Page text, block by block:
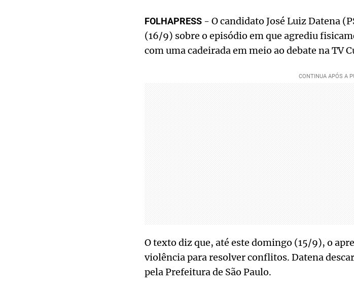
FOLHAPRESS- O candidato José Luiz Datena
(16/9) sobre o episódio em que agrediu
com uma cadeirada em meio ao debate na TV
O texto diz que, até este domingo (15/9), o
violência para resolver conflitos. Datena
pela Prefeitura de São Paulo.